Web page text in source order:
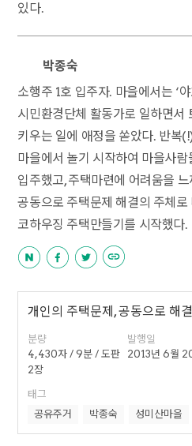
있다.
박종숙
소행주 1호 입주자. 마을에서는 ‘
시민환경단체 활동가로 일하면서
키우는 일에 애정을 쏟았다. 반복
마을에서 놀기 시작하여 마을사
입주했고, 주택마련에 어려움을 느
공동으로 주택문제 해결의 주체로
코하우징 주택만들기를 시작했다.
개인의 주택문제, 공동으로 해
분량
4,430자 / 9분 / 도판
2장
발행일
2013년 6월
태그
공유주거
박종숙 성미산마을